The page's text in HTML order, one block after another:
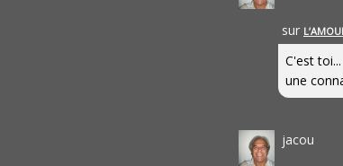
sur
C'est
une
jacou